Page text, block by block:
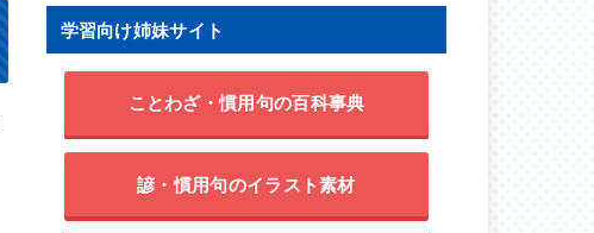
学習向け姉妹サイト
ことわざ・慣用句の百科事典
諺・慣用句のイラスト素材